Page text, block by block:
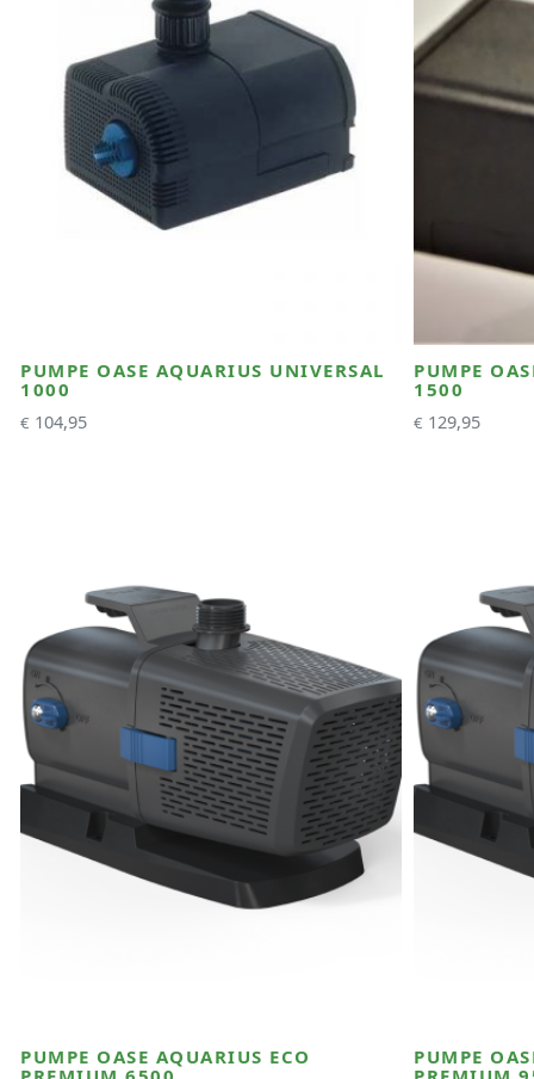
PUMPE OASE AQUARIUS UNIVERSAL
1000
€ 104,95
PUMPE
1500
€ 129,95
PUMPE OASE AQUARIUS ECO
PUMPE